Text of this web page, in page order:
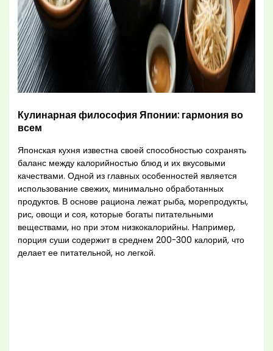
Кулинарная философия Японии: гармония во
всем
Японская кухня известна своей способностью сохранять
баланс между калорийностью блюд и их вкусовыми
качествами. Одной из главных особенностей является
использование свежих, минимально обработанных
продуктов. В основе рациона лежат рыба, морепродукты,
рис, овощи и соя, которые богаты питательными
веществами, но при этом низкокалорийны. Например,
порция суши содержит в среднем 200-300 калорий, что
делает ее питательной, но легкой.